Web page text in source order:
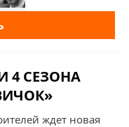
4 СЕЗОНА
ждет новая